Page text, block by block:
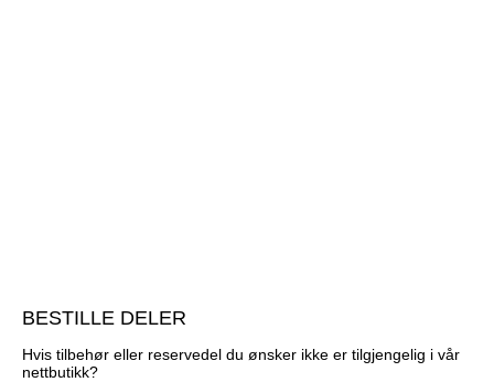
BESTILLE DELER
Hvis tilbehør eller reservedel du ønsker ikke er tilgjengelig i vår
nettbutikk?